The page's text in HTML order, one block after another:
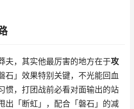
夫，其实他最厉害的地方在于攻
石」效果特别关键，不光能回血
惯，打团战前必看对面输出的站
出「断虹」，配合「磐石」的减